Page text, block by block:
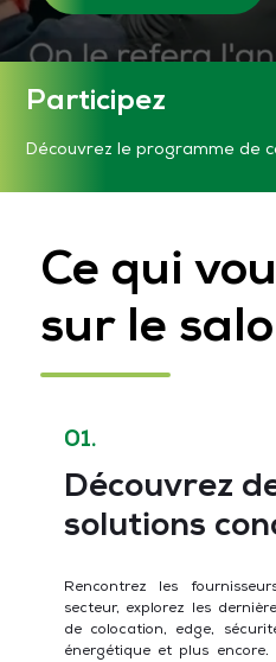
Participez
Découvrez le programme de
Ce qui
sur le
01.
Découvrez
solutions
Rencontrez les
secteur, explorez les
de colocation, edge,
énergétique et plus